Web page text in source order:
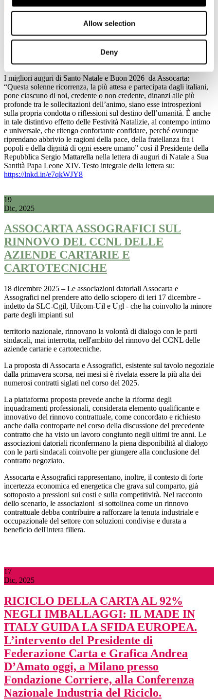
Allow selection
Deny
Dic, 2025
I migliori auguri di Santo Natale e Buon
2026 da Assocarta
I migliori auguri di Santo Natale e Buon 2026 da Assocarta:
“Questa solenne ricorrenza, la più attesa e partecipata dagli italiani,
pone ciascuno di noi, credente o non credente, dinanzi alle più
profonde tra le sollecitazioni dell’animo, siano esse introspezioni
sulla propria condotta o riflessioni sul destino dell’umanità. È anche
in tale distintivo effetto delle Festività Natalizie, al contempo intimo
e universale, che ritengo confortante confidare, perché ovunque
riprendano abbrivio le ragioni della pace, della fratellanza fra i
popoli e della dignità di ogni essere umano” così il Presidente della
Repubblica Sergio Mattarella nella lettera di auguri di Natale a Sua
Santità Papa Leone XIV. Testo integrale della lettera su:
https://lnkd.in/e7qkWJY8
19
Dic, 2025
ASSOCARTA ASSOGRAFICI SUL
RINNOVO DEL CCNL DELLE
AZIENDE CARTARIE E
CARTOTECNICHE
18 dicembre 2025 – Le associazioni datoriali Assocarta e
Assografici nel prendere atto dello sciopero di ieri 17 dicembre -
indetto da SLC-Cgil, Uilcom-Uil e Ugl - che ha coinvolto la minore
parte degli impianti sul
territorio nazionale, rinnovano la volontà di dialogo con le parti
sindacali, mai interrotta, nell'ambito del rinnovo del CCNL delle
aziende cartarie e cartotecniche.
La proposta di Assocarta e Assografici, esistente sul tavolo negoziale
dalla primavera scorsa, nei mesi si è rivelata essere la più alta dei
numerosi contratti siglati nel corso del 2025.
La piattaforma proposta prevede anche la riforma degli
inquadramenti professionali, considerata elemento qualificante e
innovativo del rinnovo contrattuale, come concordato e richiesto
anche dalla controparte nel corso della discussione del precedente
contratto che ha visto un lavoro congiunto negli ultimi tre anni. Le
associazioni datoriali riconfermano la piena disponibilità al dialogo
con le parti sindacali coinvolte per giungere alla conclusione del
contratto negoziato.
Assocarta e Assografici rappresentano, inoltre, il contesto di forte
incertezza economica ed energetica che grava sul comparto, già
sottoposto a pressioni sui costi e sulla competitività. Nel racconto
dello scenario, le associazioni si sottolinea come un rinnovo
contrattuale debba contribuire a rafforzare la tenuta industriale e
occupazionale del settore con soluzioni condivise e durata a
beneficio dell'intera filiera.
17
Dic, 2025
RICICLO DELLA CARTA AL 92%
NEGLI IMBALLAGGI: IL MADE IN
ITALY GUIDA LA SFIDA EUROPEA.
L’intervento del Presidente di
Federazione Carta e Grafica Andrea
D’Amato oggi, a Milano presso
Fondazione Corriere, alla Conferenza
Nazionale Industria del Riciclo.